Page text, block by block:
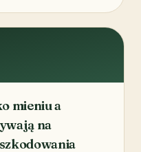
mieniu a
na